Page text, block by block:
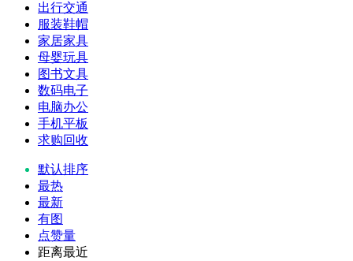
出行交通
服装鞋帽
家居家具
母婴玩具
图书文具
数码电子
电脑办公
手机平板
求购回收
默认排序
最热
最新
有图
点赞量
距离最近